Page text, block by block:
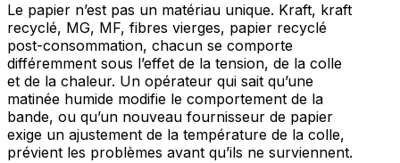
Le papier n’est pas un matériau unique. Kraft, kraft
recyclé, MG, MF, fibres vierges, papier recyclé
post-consommation, chacun se comporte
différemment sous l’effet de la tension, de la colle
et de la chaleur. Un opérateur qui sait qu’une
matinée humide modifie le comportement de la
bande, ou qu’un nouveau fournisseur de papier
exige un ajustement de la température de la colle,
prévient les problèmes avant qu’ils ne surviennent.